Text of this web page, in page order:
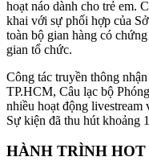
hoạt náo dành cho trẻ em.
khai với sự phối hợp của
toàn bộ gian hàng có
gian tổ chức.
Công tác truyền thông
TP.HCM, Câu lạc bộ
nhiều hoạt động livestream
Sự kiện đã thu hút khoảng
HÀNH TRÌNH HOT